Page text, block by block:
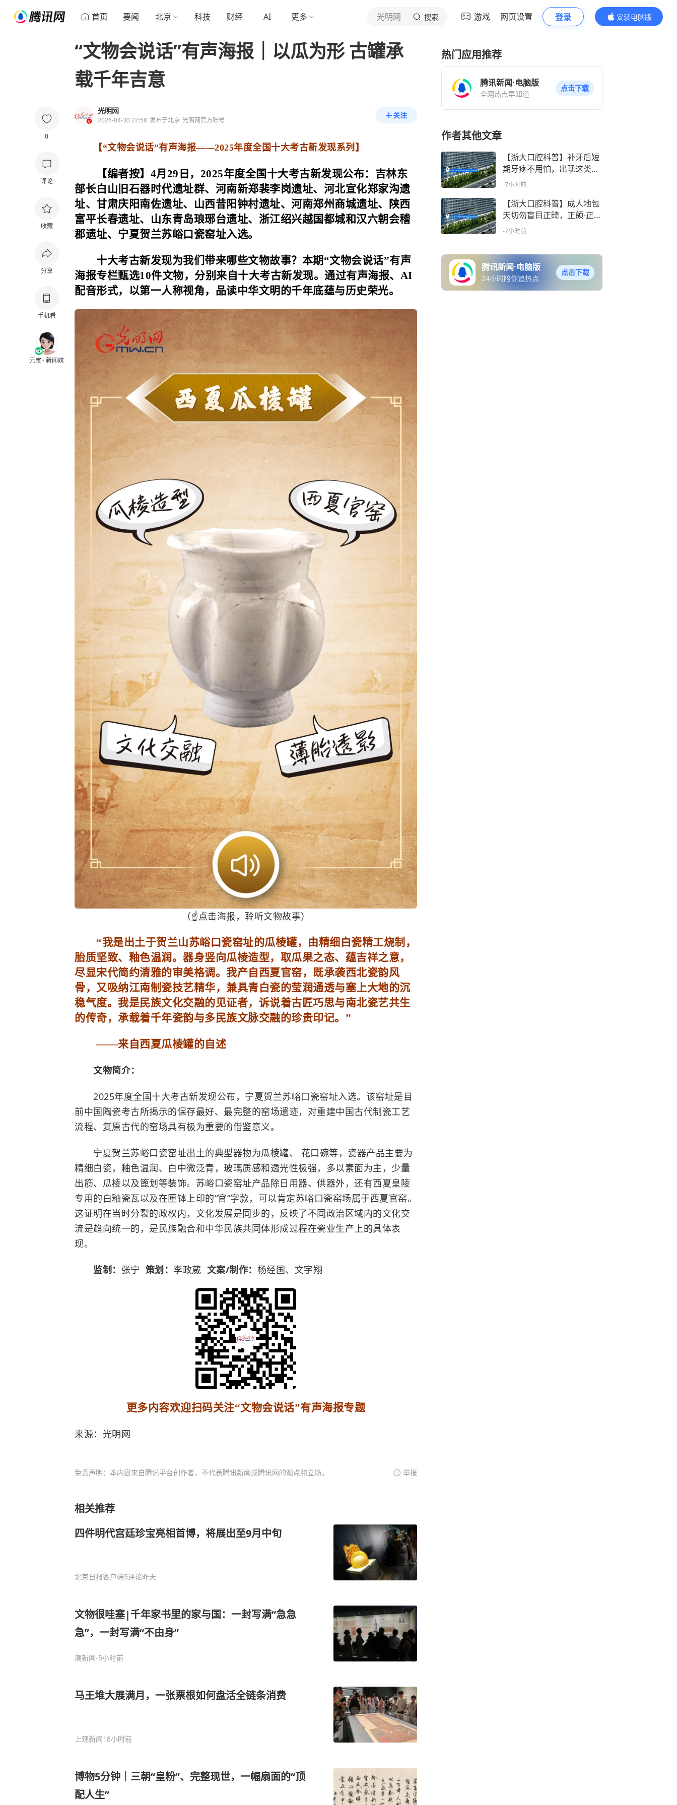
首页 要闻 北京 科技 财经 AI 更多 光明网 搜索 游戏 网页设置 登录
安装电脑版
内容更精彩
0
评论
收藏
分享
手机看
元宝 · 新闻妹
“文物会说话”有声海报｜以瓜为形 古罐承
载千年吉意
光明网
2026-04-30 22:58 发布于北京 光明网官方账号
关注
【“文物会说话”有声海报——2025年度全国十大考古新发现系列 】
【编者按】4月29日，2025年度全国十大考古新发现公布：吉林东
部长白山旧石器时代遗址群、河南新郑裴李岗遗址、河北宣化郑家沟遗
址、甘肃庆阳南佐遗址、山西昔阳钟村遗址、河南郑州商城遗址、陕西
富平长春遗址、山东青岛琅琊台遗址、浙江绍兴越国都城和汉六朝会稽
郡遗址、宁夏贺兰苏峪口瓷窑址入选。
十大考古新发现为我们带来哪些文物故事？本期“文物会说话”有声
海报专栏甄选10件文物，分别来自十大考古新发现。通过有声海报、AI
配音形式，以第一人称视角，品读中华文明的千年底蕴与历史荣光。
（☝点击海报，聆听文物故事）
“我是出土于贺兰山苏峪口瓷窑址的瓜棱罐，由精细白瓷精工烧制，
胎质坚致、釉色温润。器身竖向瓜棱造型，取瓜果之态、蕴吉祥之意，
尽显宋代简约清雅的审美格调。我产自西夏官窑，既承袭西北瓷韵风
骨，又吸纳江南制瓷技艺精华，兼具青白瓷的莹润通透与塞上大地的沉
稳气度。我是民族文化交融的见证者，诉说着古匠巧思与南北瓷艺共生
的传奇，承载着千年瓷韵与多民族文脉交融的珍贵印记。”
——来自西夏瓜棱罐的自述
文物简介：
2025年度全国十大考古新发现公布，宁夏贺兰苏峪口瓷窑址入选。该窑址是目
前中国陶瓷考古所揭示的保存最好、最完整的窑场遗迹，对重建中国古代制瓷工艺
流程、复原古代的窑场具有极为重要的借鉴意义。
宁夏贺兰苏峪口瓷窑址出土的典型器物为瓜棱罐、 花口碗等，瓷器产品主要为
精细白瓷，釉色温润、白中微泛青，玻璃质感和透光性极强，多以素面为主，少量
出筋、瓜棱以及篦划等装饰。苏峪口瓷窑址产品除日用器、供器外，还有西夏皇陵
专用的白釉瓷瓦以及在匣钵上印的“官”字款，可以肯定苏峪口瓷窑场属于西夏官窑。
这证明在当时分裂的政权内，文化发展是同步的，反映了不同政治区域内的文化交
流是趋向统一的，是民族融合和中华民族共同体形成过程在瓷业生产上的具体表
现。
监制： 张宁 策划： 李政葳 文案/制作： 杨经国、文宇翔
更多内容欢迎扫码关注“文物会说话”有声海报专题
来源：光明网
免责声明：本内容来自腾讯平台创作者，不代表腾讯新闻或腾讯网的观点和立场。 举报
相关推荐
四件明代宫廷珍宝亮相首博，将展出至9月中旬
北京日报客户端5评论昨天
文物很哇塞|千年家书里的家与国：一封写满“急急
急”，一封写满“不由身”
潮新闻-5小时前
马王堆大展满月，一张票根如何盘活全链条消费
上观新闻18小时前
博物5分钟｜三朝“皇粉”、完整现世，一幅扇面的“顶
配人生”
热门应用推荐
腾讯新闻·电脑版
全网热点早知道
点击下载
作者其他文章
【浙大口腔科普】补牙后短
期牙疼不用怕，出现这类痛
感务必尽快复诊
-7小时前
【浙大口腔科普】成人地包
天切勿盲目正畸，正颌‑正畸
联合治疗才是治本方案
-7小时前
腾讯新闻·电脑版
24小时陪你追热点
点击下载